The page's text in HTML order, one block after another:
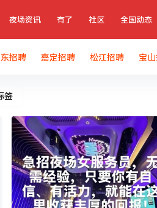
夜场资讯 有了 社区 全国动态
招聘 嘉定招聘 松江招聘 宝
签